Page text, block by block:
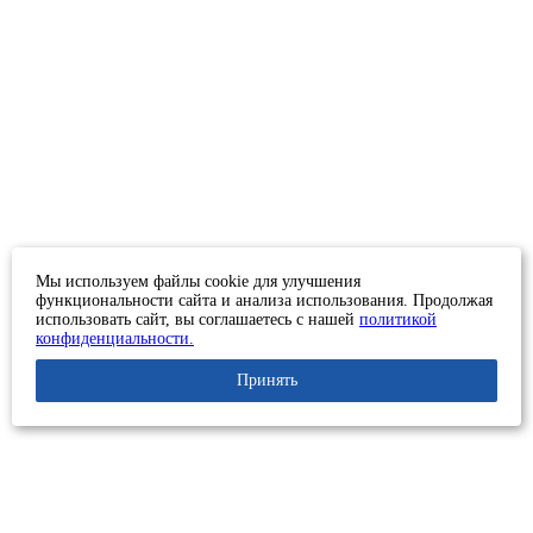
Мы используем файлы cookie для улучшения
функциональности сайта и анализа использования. Продолжая
использовать сайт, вы соглашаетесь с нашей политикой
конфиденциальности.
Принять